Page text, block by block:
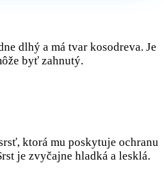
dlhý a má tvar kosodreva. Je
byť zahnutý.
ktorá mu poskytuje ochranu
je zvyčajne hladká a lesklá.